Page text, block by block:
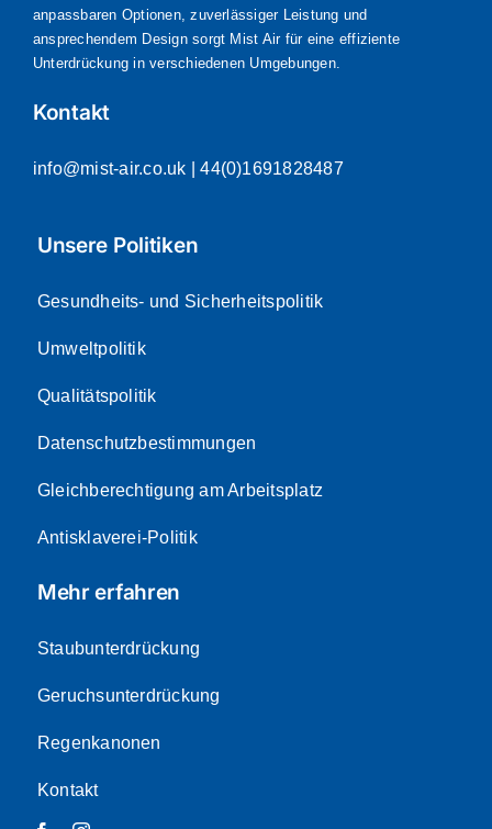
anpassbaren Optionen, zuverlässiger Leistung und
ansprechendem Design sorgt Mist Air für eine effiziente
Unterdrückung in verschiedenen Umgebungen.
Kontakt
info@mist-air.co.uk | 44(0)1691828487
Unsere Politiken
Gesundheits- und Sicherheitspolitik
Umweltpolitik
Qualitätspolitik
Datenschutzbestimmungen
Gleichberechtigung am Arbeitsplatz
Antisklaverei-Politik
Mehr erfahren
Staubunterdrückung
Geruchsunterdrückung
Regenkanonen
Kontakt